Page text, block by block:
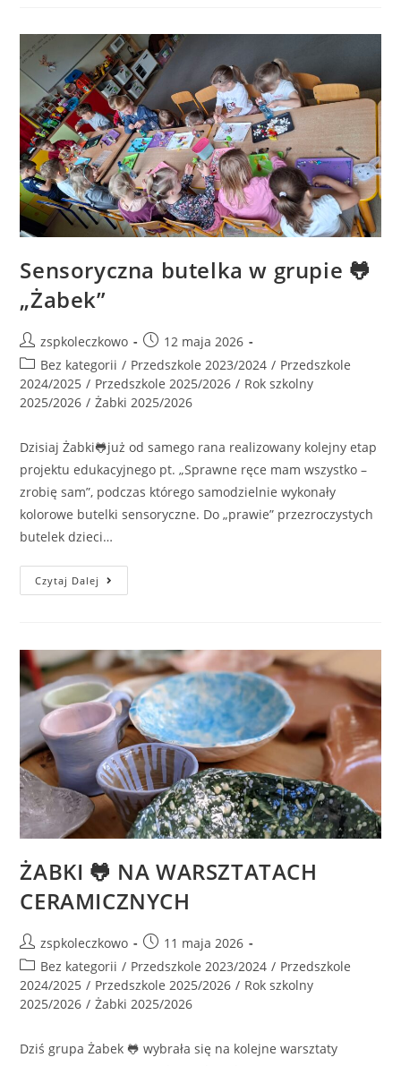
Sensoryczna butelka w grupie 🐸
„Żabek”
zspkoleczkowo
12 maja 2026
Bez kategorii / Przedszkole 2023/2024 / Przedszkole
2024/2025 / Przedszkole 2025/2026 / Rok szkolny
2025/2026 / Żabki 2025/2026
Dzisiaj Żabki🐸już od samego rana realizowany kolejny etap
projektu edukacyjnego pt. „Sprawne ręce mam wszystko –
zrobię sam”, podczas którego samodzielnie wykonały
kolorowe butelki sensoryczne. Do „prawie” przezroczystych
butelek dzieci…
Czytaj Dalej
ŻABKI 🐸 NA WARSZTATACH
CERAMICZNYCH
zspkoleczkowo
11 maja 2026
Bez kategorii / Przedszkole 2023/2024 / Przedszkole
2024/2025 / Przedszkole 2025/2026 / Rok szkolny
2025/2026 / Żabki 2025/2026
Dziś grupa Żabek 🐸 wybrała się na kolejne warsztaty